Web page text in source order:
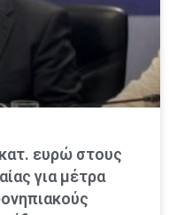
ευρώ στους
για μέτρα